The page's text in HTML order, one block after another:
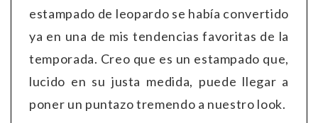
estampado de leopardo se había convertido
ya en una de mis tendencias favoritas de la
temporada. Creo que es un estampado que,
lucido en su justa medida, puede llegar a
poner un puntazo tremendo a nuestro look.